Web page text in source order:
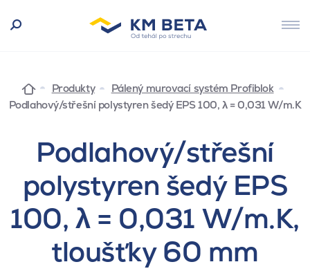
Produkty
Pálený murovací systém Profiblok
Podlahový/střešní polystyren šedý EPS 100, λ = 0,031 W/m.K
Podlahový/střešní
polystyren šedý EPS
100, λ = 0,031 W/m.K,
tloušťky 60 mm